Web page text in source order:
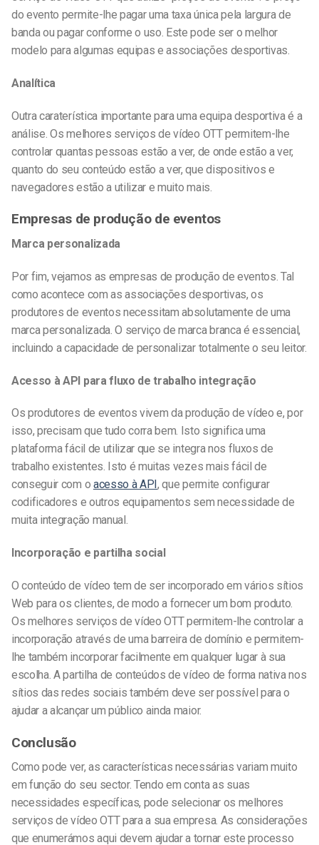
do evento permite-lhe pagar uma taxa única pela largura de
banda ou pagar conforme o uso. Este pode ser o melhor
modelo para algumas equipas e associações desportivas.
Analítica
Outra caraterística importante para uma equipa desportiva é a
análise. Os melhores serviços de vídeo OTT permitem-lhe
controlar quantas pessoas estão a ver, de onde estão a ver,
quanto do seu conteúdo estão a ver, que dispositivos e
navegadores estão a utilizar e muito mais.
Empresas de produção de eventos
Marca personalizada
Por fim, vejamos as empresas de produção de eventos. Tal
como acontece com as associações desportivas, os
produtores de eventos necessitam absolutamente de uma
marca personalizada. O serviço de marca branca é essencial,
incluindo a capacidade de personalizar totalmente o seu leitor.
Acesso à API para fluxo de trabalho integração
Os produtores de eventos vivem da produção de vídeo e, por
isso, precisam que tudo corra bem. Isto significa uma
plataforma fácil de utilizar que se integra nos fluxos de
trabalho existentes. Isto é muitas vezes mais fácil de
conseguir com o acesso à API, que permite configurar
codificadores e outros equipamentos sem necessidade de
muita integração manual.
Incorporação e partilha social
O conteúdo de vídeo tem de ser incorporado em vários sítios
Web para os clientes, de modo a fornecer um bom produto.
Os melhores serviços de vídeo OTT permitem-lhe controlar a
incorporação através de uma barreira de domínio e permitem-
lhe também incorporar facilmente em qualquer lugar à sua
escolha. A partilha de conteúdos de vídeo de forma nativa nos
sítios das redes sociais também deve ser possível para o
ajudar a alcançar um público ainda maior.
Conclusão
Como pode ver, as características necessárias variam muito
em função do seu sector. Tendo em conta as suas
necessidades específicas, pode selecionar os melhores
serviços de vídeo OTT para a sua empresa. As considerações
que enumerámos aqui devem ajudar a tornar este processo